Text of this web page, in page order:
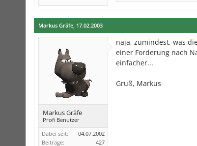
Markus Gräfe, 17.02.2003
Markus Gräfe
Profi Benutzer
Dabei seit:
04.07.2002
Beiträge:
427
naja, zumindest, was
einer Forderung nach
einfacher...
Gruß, Markus